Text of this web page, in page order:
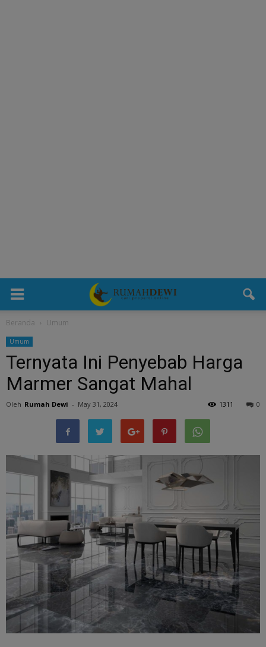
Beranda Umum
Umum
Ternyata Ini Penyebab Harga
Marmer Sangat Mahal
Oleh Rumah Dewi - May 31, 2024 0
1311